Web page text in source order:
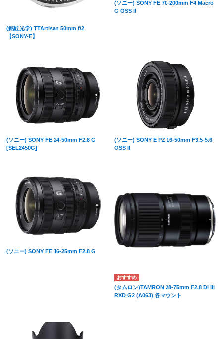
(銘匠光学) TTArtisan 50mm f/2
【SONY-E】
(ソニー) SONY FE 70-200mm F4 Macro
G OSS II
(ソニー) SONY FE 24-50mm F2.8 G
[SEL2450G]
(ソニー) SONY E PZ 16-50mm F3.5-5.6
OSS II
(ソニー) SONY FE 16-25mm F2.8 G
(タムロン)TAMRON 28-75mm F2.8 Di III
RXD G2 (A063) 各マウント